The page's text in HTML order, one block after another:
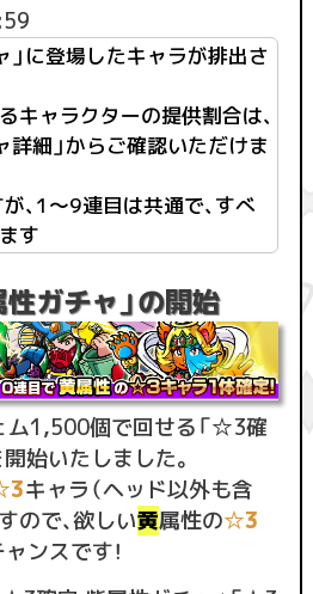
に登場したキャラが排出さ
キャラクターの提供割合は、
詳細」からご確認いただけま
、1〜9連目は共通で、すべ
す
ガチャ」の開始
ム1,500個で回せる「☆3確
始いたしました。
キャラ（ヘッド以外も含
ので、欲しい黄属性の☆3
ンスです！